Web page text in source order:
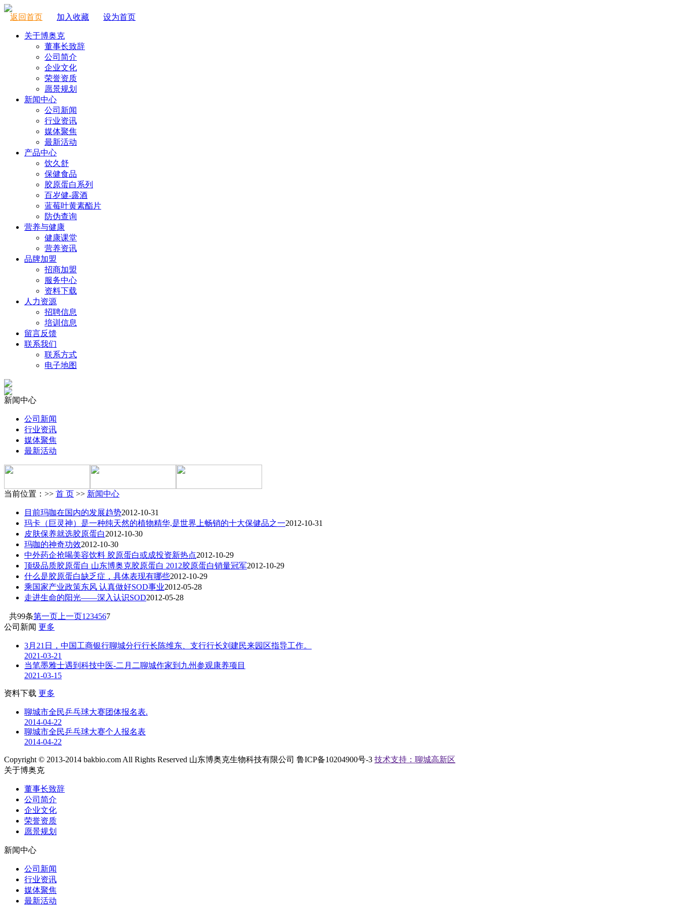
返回首页 加入收藏 设为首页
关于博奥克
董事长致辞
公司简介
企业文化
荣誉资质
愿景规划
新闻中心
公司新闻
行业资讯
媒体聚焦
最新活动
产品中心
饮久舒
保健食品
胶原蛋白系列
百岁健-露酒
蓝莓叶黄素酯片
防伪查询
营养与健康
健康课堂
营养资讯
品牌加盟
招商加盟
服务中心
资料下载
人力资源
招聘信息
培训信息
留言反馈
联系我们
联系方式
电子地图
新闻中心
公司新闻
行业资讯
媒体聚焦
最新活动
当前位置：>> 首 页 >> 新闻中心
目前玛咖在国内的发展趋势2012-10-31
玛卡（巨灵神）是一种纯天然的植物精华,是世界上畅销的十大保健品之一2012-10-31
皮肤保养就选胶原蛋白2012-10-30
玛咖的神奇功效2012-10-30
中外药企抢喝美容饮料 胶原蛋白或成投资新热点2012-10-29
顶级品质胶原蛋白 山东博奥克胶原蛋白 2012胶原蛋白销量冠军2012-10-29
什么是胶原蛋白缺乏症，具体表现有哪些2012-10-29
乘国家产业政策东风 认真做好SOD事业2012-05-28
走进生命的阳光——深入认识SOD2012-05-28
共99条第一页 上一页1 234567
公司新闻 更多
3月21日，中国工商银行聊城分行行长陈维东、支行行长刘建民来园区指导工作。
2021-03-21
当笔墨雅士遇到科技中医-二月二聊城作家到九州参观康养项目
2021-03-15
资料下载 更多
聊城市全民乒乓球大赛团体报名表.
2014-04-22
聊城市全民乒乓球大赛个人报名表
2014-04-22
Copyright © 2013-2014 bakbio.com All Rights Reserved 山东博奥克生物科技有限公司 鲁ICP备10204900号-3 技术支持：聊城高新区
关于博奥克
董事长致辞
公司简介
企业文化
荣誉资质
愿景规划
新闻中心
公司新闻
行业资讯
媒体聚焦
最新活动